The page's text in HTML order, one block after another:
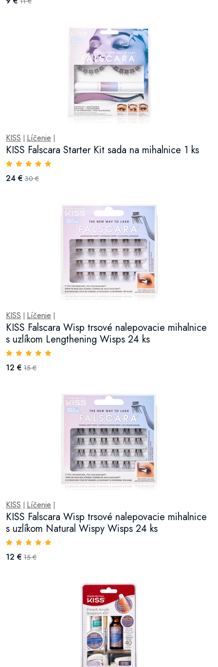
KISS Líčenie
KISS Falscara Starter Kit sada na mihalnice 1 ks
24 € 30 €
KISS Líčenie
KISS Falscara Wisp trsové nalepovacie mihalnice
s uzlíkom Lengthening Wisps 24 ks
12 € 15 €
KISS Líčenie
KISS Falscara Wisp trsové nalepovacie mihalnice
s uzlíkom Natural Wispy Wisps 24 ks
12 € 15 €